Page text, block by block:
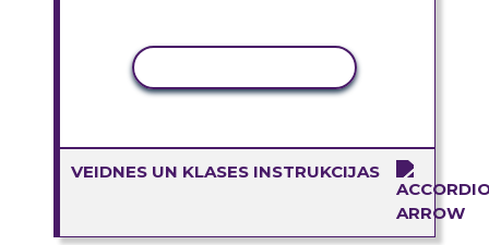
VEIDNES UN KLASES INSTRUKCIJAS